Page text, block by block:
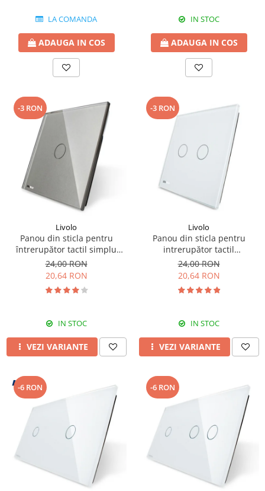
LA COMANDA
ADAUGA IN COS
IN STOC
ADAUGA IN COS
-3 RON
Livolo
Panou din sticla pentru
întrerupător tactil simplu
Livolo
24,00 RON
20,64 RON
IN STOC
VEZI VARIANTE
-3 RON
Livolo
Panou din sticla pentru
intrerupător tactil
dublu,Livolo
24,00 RON
20,64 RON
IN STOC
VEZI VARIANTE
-6 RON -6 RON